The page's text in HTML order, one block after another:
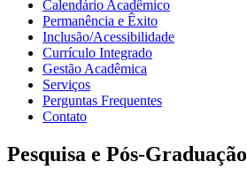
Calendário Acadêmico
Permanência e Êxito
Inclusão/Acessibilidade
Currículo Integrado
Gestão Acadêmica
Serviços
Perguntas Frequentes
Contato
Pesquisa e Pós-Graduação